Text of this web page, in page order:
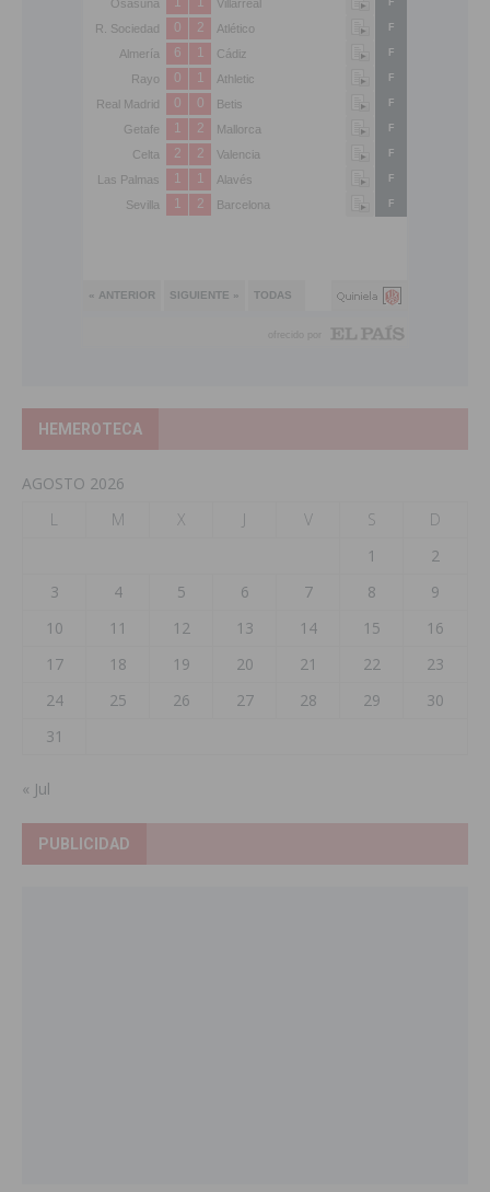
HEMEROTECA
AGOSTO 2026
L
M X J V S
D
1
2
3
4 5 6 7 8
9
10
11 12 13 14 15
16
17
18 19 20 21 22
23
24
25 26 27 28 29
30
31
« Jul
PUBLICIDAD